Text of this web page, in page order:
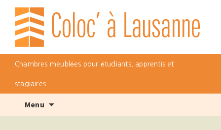
Chambres meublées pour étudiants, apprentis et
stagiaires
Menu